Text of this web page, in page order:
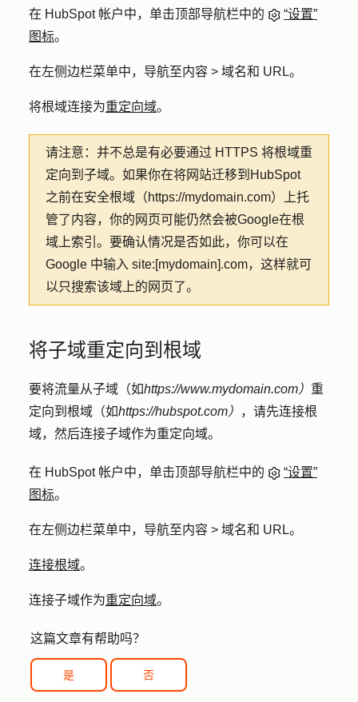
在 HubSpot 帐户中，单击顶部导航栏中的
“设置”
图标。
在左侧边栏菜单中，导航至内容 > 域名和 URL。
将根域连接为重定向域。
请注意 ：并不总是有必要通过 HTTPS 将根域重
定向到子域。如果你在将网站迁移到HubSpot
之前在安全根域（https://mydomain.com）上托
管了内容，你的网页可能仍然会被Google在根
域上索引。要确认情况是否如此，你可以在
Google 中输入 site:[mydomain].com，这样就可
以只搜索该域上的网页了。
将子域重定向到根域
要将流量从子域（如https://www.mydomain.com） 重
定向到根域（如https://hubspot.com）
，请先连接根
域，然后连接子域作为重定向域。
在 HubSpot 帐户中，单击顶部导航栏中的
“设置”
图标。
在左侧边栏菜单中，导航至内容 > 域名和 URL。
连接根域。
连接子域作为重定向域。
这篇文章有帮助吗？
是 否